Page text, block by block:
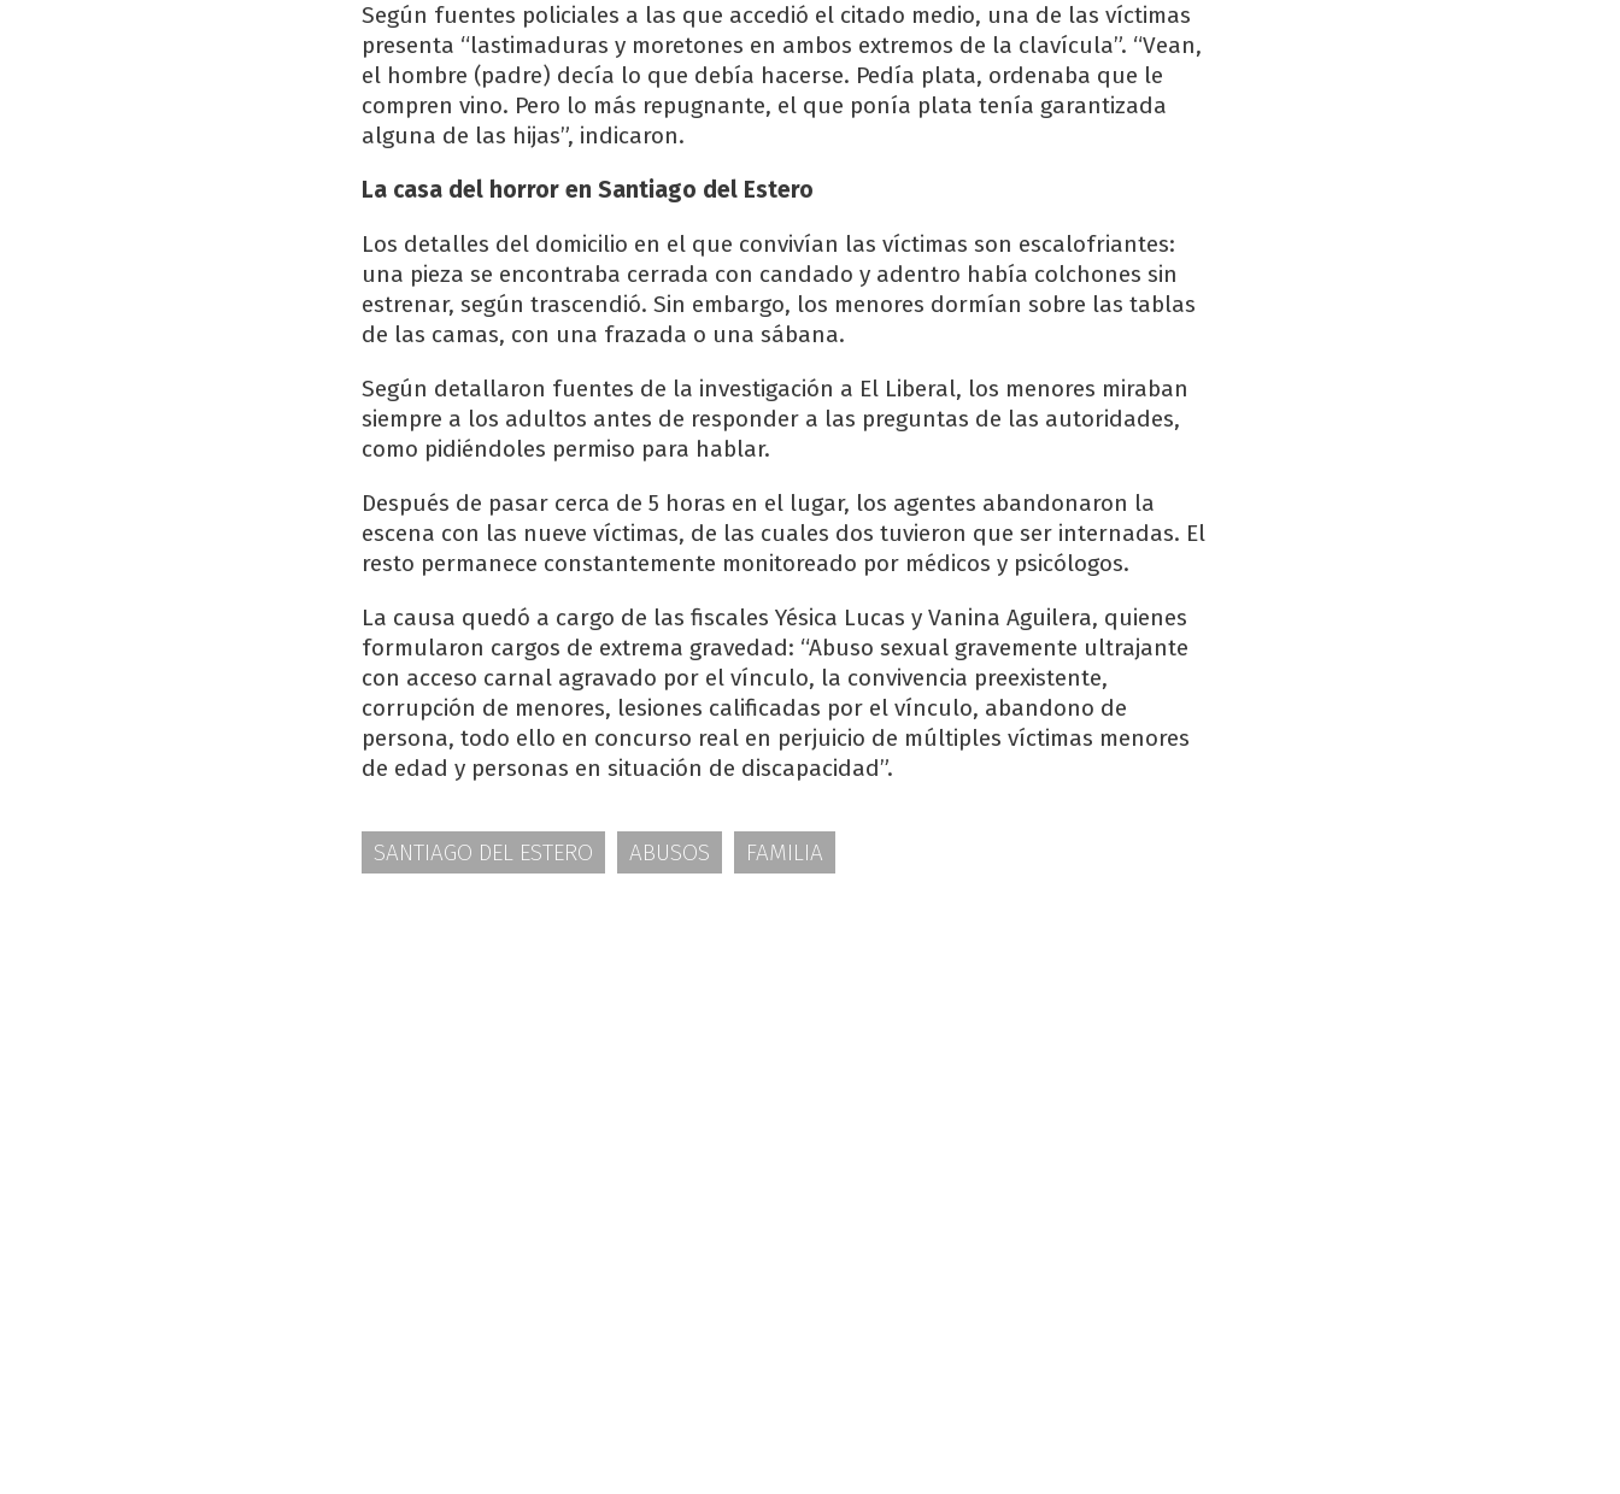
Según fuentes policiales a las que accedió el citado medio, una de las víctimas
presenta “lastimaduras y moretones en ambos extremos de la clavícula”. “Vean,
el hombre (padre) decía lo que debía hacerse. Pedía plata, ordenaba que le
compren vino. Pero lo más repugnante, el que ponía plata tenía garantizada
alguna de las hijas”, indicaron.
La casa del horror en Santiago del Estero
Los detalles del domicilio en el que convivían las víctimas son escalofriantes:
una pieza se encontraba cerrada con candado y adentro había colchones sin
estrenar, según trascendió. Sin embargo, los menores dormían sobre las tablas
de las camas, con una frazada o una sábana.
Según detallaron fuentes de la investigación a El Liberal, los menores miraban
siempre a los adultos antes de responder a las preguntas de las autoridades,
como pidiéndoles permiso para hablar.
Después de pasar cerca de 5 horas en el lugar, los agentes abandonaron la
escena con las nueve víctimas, de las cuales dos tuvieron que ser internadas. El
resto permanece constantemente monitoreado por médicos y psicólogos.
La causa quedó a cargo de las fiscales Yésica Lucas y Vanina Aguilera, quienes
formularon cargos de extrema gravedad: “Abuso sexual gravemente ultrajante
con acceso carnal agravado por el vínculo, la convivencia preexistente,
corrupción de menores, lesiones calificadas por el vínculo, abandono de
persona, todo ello en concurso real en perjuicio de múltiples víctimas menores
de edad y personas en situación de discapacidad”.
SANTIAGO DEL ESTERO ABUSOS FAMILIA